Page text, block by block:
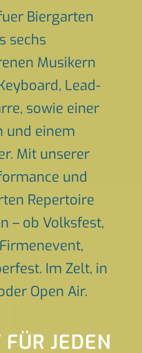
Biergarten
sechs
Musikern
Lead-
sowie einer
und einem
Mit unserer
und
Repertoire
– ob Volksfest,
Im Zelt, in
Open Air.
JEDEN